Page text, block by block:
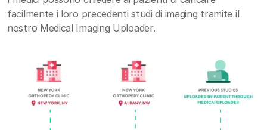
facilmente i loro precedenti studi di imaging tramite il
nostro Medical Imaging Uploader.